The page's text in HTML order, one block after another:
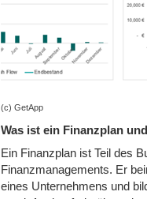
(c) GetApp
Was ist ein Finanzplan
Ein Finanzplan ist Teil des
Finanzmanagements. Er
eines Unternehmens und